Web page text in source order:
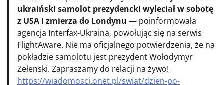
ukraiński samolot prezydencki wyleciał w sobotę
z USA i zmierza do Londynu — poinformowała
agencja Interfax-Ukraina, powołując się na serwis
FlightAware. Nie ma oficjalnego potwierdzenia, że na
pokładzie samolotu jest prezydent Wołodymyr
Zełenski. Zapraszamy do relacji na żywo!
https://wiadomosci.onet.pl/swiat/dzien-po-